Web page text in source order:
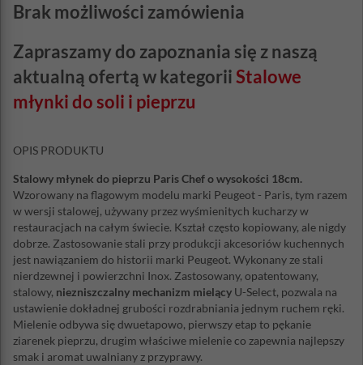
Brak możliwości zamówienia
Zapraszamy do zapoznania się z naszą
aktualną ofertą w kategoriiStalowe
młynki do soli i pieprzu
OPIS PRODUKTU
Stalowy młynek do pieprzu Paris Chef o wysokości 18cm.
Wzorowany na flagowym modelu marki Peugeot - Paris, tym razem
w wersji stalowej, używany przez wyśmienitych kucharzy w
restauracjach na całym świecie. Kształ często kopiowany, ale nigdy
dobrze. Zastosowanie stali przy produkcji akcesoriów kuchennych
jest nawiązaniem do historii marki Peugeot. Wykonany ze stali
nierdzewnej i powierzchni Inox. Zastosowany, opatentowany,
stalowy, niezniszczalny mechanizm mielący U-Select, pozwala na
ustawienie dokładnej grubości rozdrabniania jednym ruchem ręki.
Mielenie odbywa się dwuetapowo, pierwszy etap to pękanie
ziarenek pieprzu, drugim właściwe mielenie co zapewnia najlepszy
smak i aromat uwalniany z przyprawy.